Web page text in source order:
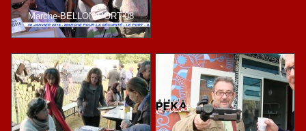
Marche-BELLON-PORT-08